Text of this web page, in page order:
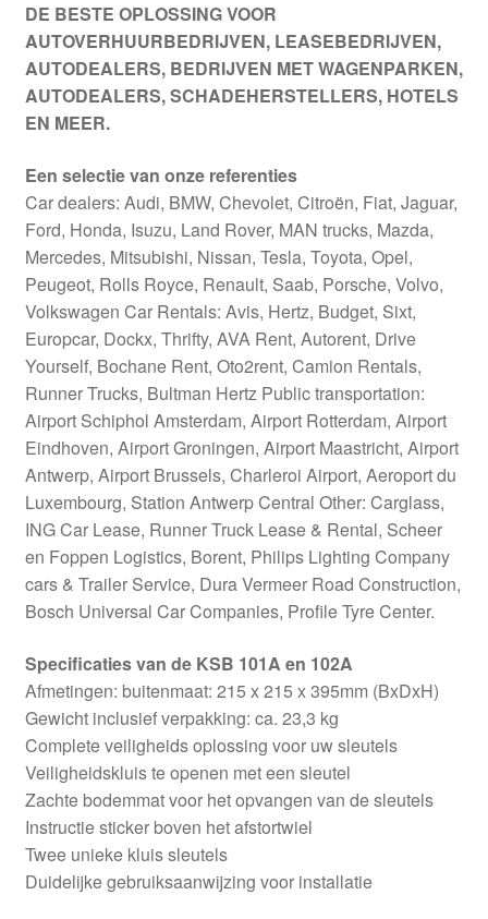
DE BESTE OPLOSSING VOOR
AUTOVERHUURBEDRIJVEN, LEASEBEDRIJVEN,
AUTODEALERS, BEDRIJVEN MET WAGENPARKEN,
AUTODEALERS, SCHADEHERSTELLERS, HOTELS
EN MEER.
Een selectie van onze referenties
Car dealers: Audi, BMW, Chevolet, Citroën, Fiat, Jaguar,
Ford, Honda, Isuzu, Land Rover, MAN trucks, Mazda,
Mercedes, Mitsubishi, Nissan, Tesla, Toyota, Opel,
Peugeot, Rolls Royce, Renault, Saab, Porsche, Volvo,
Volkswagen Car Rentals: Avis, Hertz, Budget, Sixt,
Europcar, Dockx, Thrifty, AVA Rent, Autorent, Drive
Yourself, Bochane Rent, Oto2rent, Camion Rentals,
Runner Trucks, Bultman Hertz Public transportation:
Airport Schiphol Amsterdam, Airport Rotterdam, Airport
Eindhoven, Airport Groningen, Airport Maastricht, Airport
Antwerp, Airport Brussels, Charleroi Airport, Aeroport du
Luxembourg, Station Antwerp Central Other: Carglass,
ING Car Lease, Runner Truck Lease & Rental, Scheer
en Foppen Logistics, Borent, Philips Lighting Company
cars & Trailer Service, Dura Vermeer Road Construction,
Bosch Universal Car Companies, Profile Tyre Center.
Specificaties van de KSB 101A en 102A
Afmetingen: buitenmaat: 215 x 215 x 395mm (BxDxH)
Gewicht inclusief verpakking: ca. 23,3 kg
Complete veiligheids oplossing voor uw sleutels
Veiligheidskluis te openen met een sleutel
Zachte bodemmat voor het opvangen van de sleutels
Instructie sticker boven het afstortwiel
Twee unieke kluis sleutels
Duidelijke gebruiksaanwijzing voor installatie